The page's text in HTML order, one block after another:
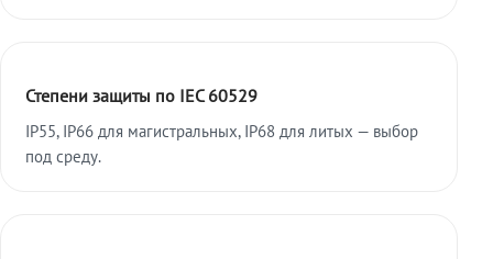
Степени защиты по IEC 60529
IP55, IP66 для магистральных, IP68 для литых — выбор
под среду.